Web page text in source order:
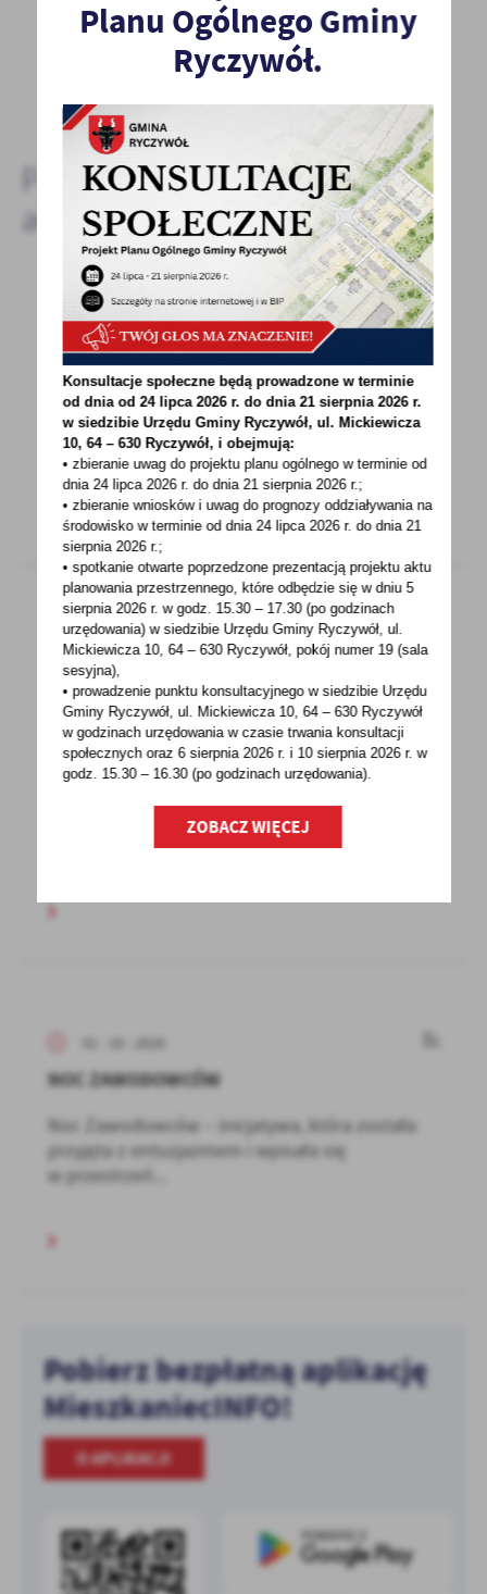
- to dla Ciebie staramy się być najlepsi, a Twoje zdanie
bardzo nam w tym pomoże!
Pozostałe
aktualności
01 - 10 - 2020
ZOSTAŃ TWARZĄ PROW 2014-2020
Szanowni Państwo, Agencja Restrukturyzacji
i Modernizacji Rolnictwa organizuje konkurs
pod patronatem...
01 - 10 - 2020
KOMUNIKAT DYREKTORA CENTRALNEGO
BIURA SPISOWEGO W SPRAWIE WYWIADÓW
BEZPOŚREDNICH W POWSZECHNYM SPISIE
ROLNYM 2020 R.
poziomem zachorowań, spowodowanych
pandemią COVID–19, podejmuję...
NOC ZAWODOWCÓW
Noc Zawodowców – inicjatywa, która została
przyjęta z entuzjazmem i wpisała się
w przestrzeń...
Pobierz bezpłatną aplikację
MieszkaniecINFO!
O APLIKACJI
Planu Ogólnego Gminy
Ryczywół.
Konsultacje społeczne będą prowadzone w terminie
od dnia od 24 lipca 2026 r. do dnia 21 sierpnia 2026 r.
w siedzibie Urzędu Gminy Ryczywół, ul. Mickiewicza
10, 64 – 630 Ryczywół, i obejmują:
• zbieranie uwag do projektu planu ogólnego w terminie od
dnia 24 lipca 2026 r. do dnia 21 sierpnia 2026 r.;
• zbieranie wniosków i uwag do prognozy oddziaływania na
środowisko w terminie od dnia 24 lipca 2026 r. do dnia 21
sierpnia 2026 r.;
• spotkanie otwarte poprzedzone prezentacją projektu aktu
planowania przestrzennego, które odbędzie się w dniu 5
sierpnia 2026 r.w godz. 15.30 – 17.30 (po godzinach
urzędowania) w siedzibie Urzędu Gminy Ryczywół, ul.
Mickiewicza 10, 64 – 630 Ryczywół, pokójnumer 19 (sala
sesyjna),
• prowadzenie punktu konsultacyjnego w siedzibie Urzędu
Gminy Ryczywół, ul. Mickiewicza 10, 64 – 630 Ryczywół
w godzinachurzędowania w czasie trwania konsultacji
społecznych oraz 6 sierpnia 2026 r. i 10 sierpnia 2026 r. w
godz. 15.30 – 16.30 (po godzinachurzędowania).
ZOBACZ WIĘCEJ